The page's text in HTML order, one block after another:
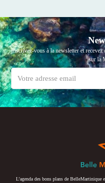
Inscrivez-vous à la newsletter et
sur la
L’agenda des bons plans de BelleMartinique